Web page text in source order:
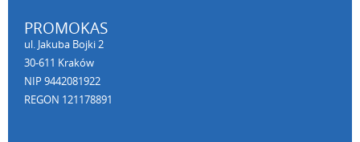
PROMOKAS
ul. Jakuba Bojki 2
30-611 Kraków
NIP 9442081922
REGON 121178891